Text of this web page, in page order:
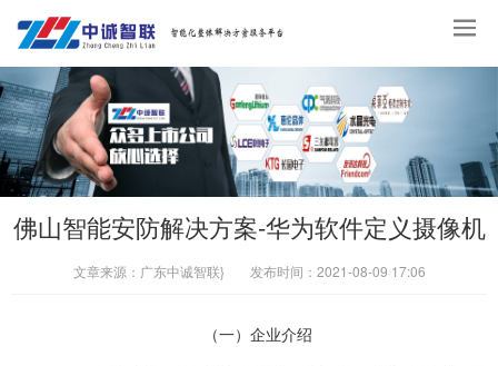
佛山智能安防解决方案-华为软件定义摄像机
文章来源： 广东中诚智联} 发布时间： 2021-08-09 17:06
（一）企业介绍